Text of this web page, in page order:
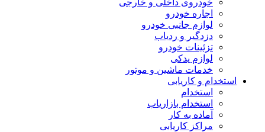
خودروی داخلی و خارجی
اجاره خودرو
لوازم جانبی خودرو
دزدگیر و ردیاب
تزئینات خودرو
لوازم یدکی
خدمات ماشین و موتور
استخدام و کاریابی
استخدام
استخدام بازاریاب
آماده به کار
مراکز کاریابی